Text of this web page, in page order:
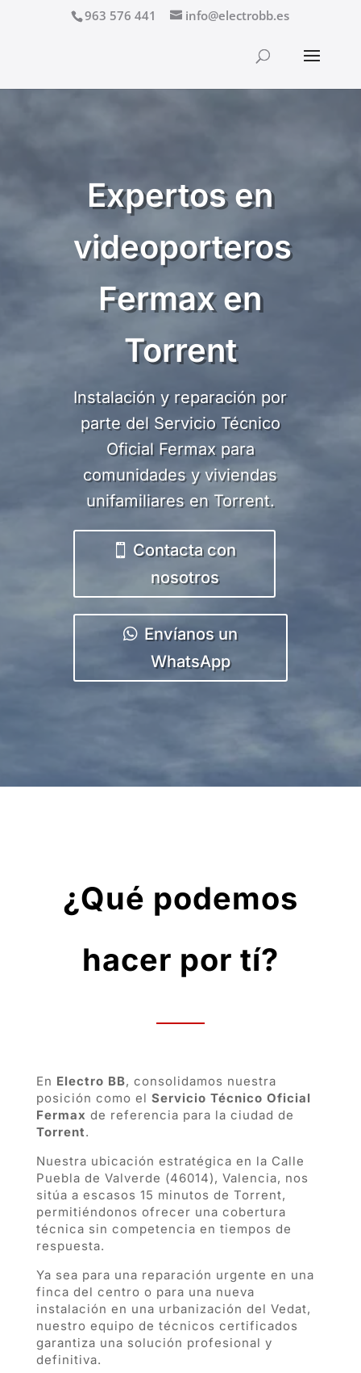
963 576 441 info@electrobb.es
Expertos en
videoporteros
Fermax en
Torrent
Instalación y reparación por
parte del Servicio Técnico
Oficial Fermax para
comunidades y viviendas
unifamiliares en Torrent.
Contacta con
nosotros
Envíanos un
WhatsApp
¿Qué podemos
hacer por tí?
En Electro BB, consolidamos nuestra
posición como el Servicio Técnico Oficial
Fermax de referencia para la ciudad de
Torrent.
Nuestra ubicación estratégica en la Calle
Puebla de Valverde (46014), Valencia, nos
sitúa a escasos 15 minutos de Torrent,
permitiéndonos ofrecer una cobertura
técnica sin competencia en tiempos de
respuesta.
Ya sea para una reparación urgente en una
finca del centro o para una nueva
instalación en una urbanización del Vedat,
nuestro equipo de técnicos certificados
garantiza una solución profesional y
definitiva.